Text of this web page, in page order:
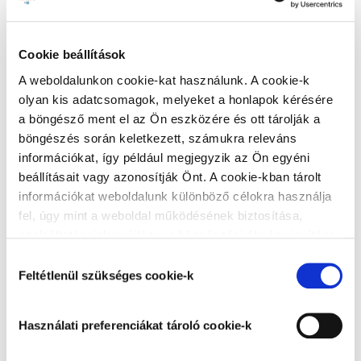
Cookie beállítások
A weboldalunkon cookie-kat használunk. A cookie-k
olyan kis adatcsomagok, melyeket a honlapok kérésére
a böngésző ment el az Ön eszközére és ott tárolják a
böngészés során keletkezett, számukra releváns
információkat, így például megjegyzik az Ön egyéni
beállításait vagy azonosítják Önt. A cookie-kban tárolt
információkat weboldalunk különböző célokra használja
fel, úgy mint a weboldal működésének biztosítása,
szabott ajánlatok megjelenítése, látogatottsági adatok
elemzése. A weboldalunk által alkalmazott cookie-k,
különösen a Google Analytics cookie-k működéséről,
azok letiltásáról azAdatkezelési tájékoztatóban
kiválasztása
Feltétlenül szükséges cookie-k
Használati preferenciákat tároló cookie-k
Szórástechnikával való festés a mellett, hogy rendkívül
hatékony és gazdaságos megoldás, esztétikus
megjelenést biztosít, viszont elengedhetetlen hozzá:
1. A megfelelő alapozás
glettelt falfelületet a Héra Falfix 1:5 arányú
hígított mélyalapozással alapozunk
korábban festett falfelületet Héra Prémium
kiválasztása és beállítása